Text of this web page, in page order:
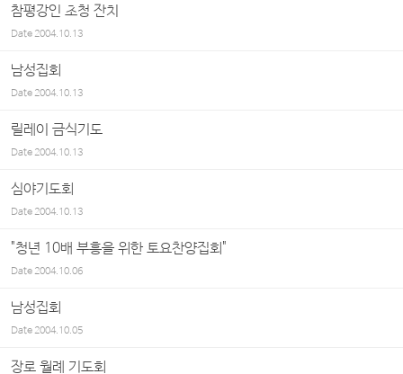
참평강인 초청 잔치
Date2004.10.13
남성집회
Date2004.10.13
릴레이 금식기도
Date2004.10.13
심야기도회
Date2004.10.13
"청년 10배 부흥을 위한 토요찬양집회"
Date2004.10.06
남성집회
Date2004.10.05
장로 월례 기도회